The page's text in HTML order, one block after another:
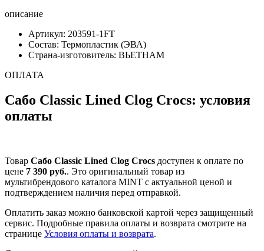
описание
Артикул: 203591-1FT
Состав: Термопластик (ЭВА)
Страна-изготовитель: ВЬЕТНАМ
ОПЛАТА
Сабо Classic Lined Clog Crocs: условия
оплаты
Товар Сабо Classic Lined Clog Crocs доступен к оплате по
цене 7 390 руб.. Это оригинальный товар из
мультибрендового каталога MINT с актуальной ценой и
подтверждением наличия перед отправкой.
Оплатить заказ можно банковской картой через защищенный
сервис. Подробные правила оплаты и возврата смотрите на
странице Условия оплаты и возврата.